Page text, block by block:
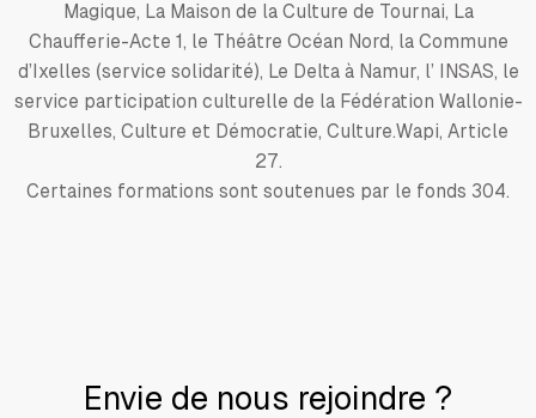
Magique, La Maison de la Culture de Tournai, La
Chaufferie-Acte 1, le Théâtre Océan Nord, la Commune
d’Ixelles (service solidarité), Le Delta à Namur, l’ INSAS, le
service participation culturelle de la Fédération Wallonie-
Bruxelles, Culture et Démocratie, Culture.Wapi, Article
27.
Certaines formations sont soutenues par le fonds 304.
Envie de nous rejoindre ?